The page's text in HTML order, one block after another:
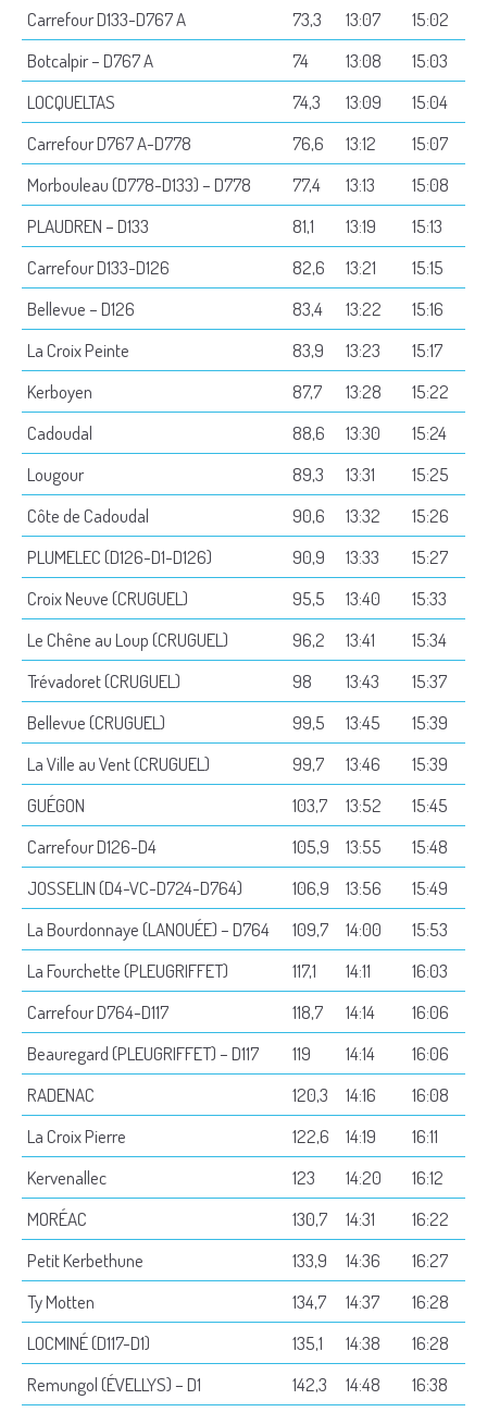
Carrefour D133-D767 A
73,3 13:07
15:02
Botcalpir – D767 A
74 13:08
15:03
LOCQUELTAS
74,3 13:09
15:04
Carrefour D767 A-D778
76,6 13:12
15:07
Morbouleau (D778-D133) – D778
77,4 13:13
15:08
PLAUDREN – D133
81,1 13:19
15:13
Carrefour D133-D126
82,6 13:21
15:15
Bellevue – D126
83,4 13:22
15:16
La Croix Peinte
83,9 13:23
15:17
Kerboyen
87,7 13:28
15:22
Cadoudal
88,6 13:30
15:24
Lougour
89,3 13:31
15:25
Côte de Cadoudal
90,6 13:32
15:26
PLUMELEC (D126-D1-D126)
90,9 13:33
15:27
Croix Neuve (CRUGUEL)
95,5 13:40
15:33
Le Chêne au Loup (CRUGUEL)
96,2 13:41
15:34
Trévadoret (CRUGUEL)
98 13:43
15:37
Bellevue (CRUGUEL)
99,5 13:45
15:39
La Ville au Vent (CRUGUEL)
99,7 13:46
15:39
GUÉGON
103,7 13:52
15:45
Carrefour D126-D4
105,9 13:55
15:48
JOSSELIN (D4-VC-D724-D764)
106,9 13:56
15:49
La Bourdonnaye (LANOUÉE) – D764
109,7 14:00
15:53
La Fourchette (PLEUGRIFFET)
117,1 14:11
16:03
Carrefour D764-D117
118,7 14:14
16:06
Beauregard (PLEUGRIFFET) – D117
119 14:14
16:06
RADENAC
120,3 14:16
16:08
La Croix Pierre
122,6 14:19
16:11
Kervenallec
123 14:20
16:12
MORÉAC
130,7 14:31
16:22
Petit Kerbethune
133,9 14:36
16:27
Ty Motten
134,7 14:37
16:28
LOCMINÉ (D117-D1)
135,1 14:38
16:28
Remungol (ÉVELLYS) – D1
142,3 14:48
16:38